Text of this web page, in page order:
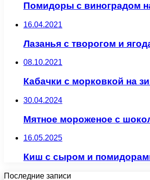
Помидоры с виноградом
16.04.2021
Лазанья с творогом и
08.10.2021
Кабачки с морковкой на
30.04.2024
Мятное мороженое с
16.05.2025
Киш с сыром и
Последние записи